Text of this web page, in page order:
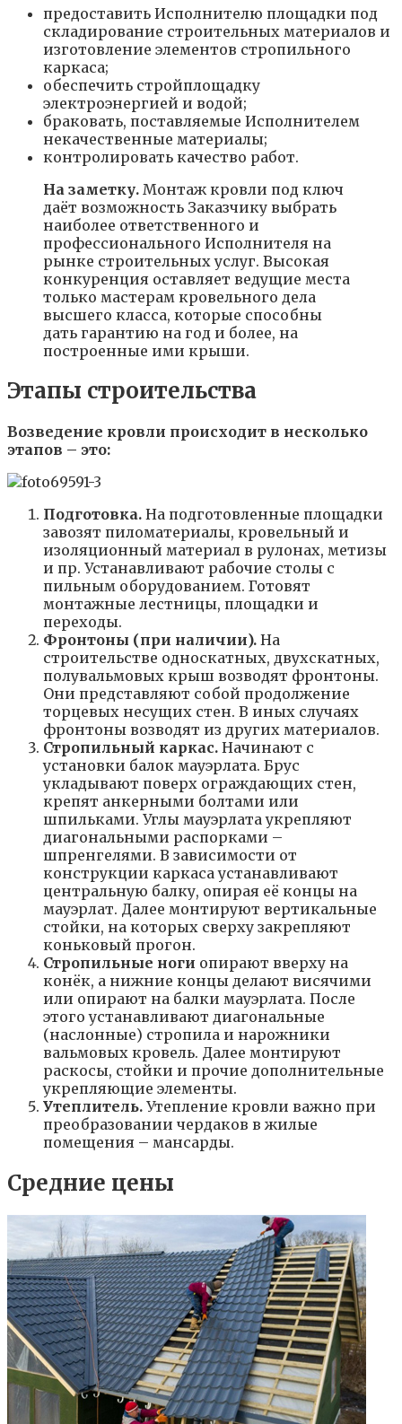
предоставить Исполнителю площадки под
складирование строительных материалов и
изготовление элементов стропильного
каркаса;
обеспечить стройплощадку
электроэнергией и водой;
браковать, поставляемые Исполнителем
некачественные материалы;
контролировать качество работ.
На заметку. Монтаж кровли под ключ
даёт возможность Заказчику выбрать
наиболее ответственного и
профессионального Исполнителя на
рынке строительных услуг. Высокая
конкуренция оставляет ведущие места
только мастерам кровельного дела
высшего класса, которые способны
дать гарантию на год и более, на
построенные ими крыши.
Этапы строительства
Возведение кровли происходит в несколько
этапов – это:
Подготовка. На подготовленные площадки
завозят пиломатериалы, кровельный и
изоляционный материал в рулонах, метизы
и пр. Устанавливают рабочие столы с
пильным оборудованием. Готовят
монтажные лестницы, площадки и
переходы.
Фронтоны (при наличии). На
строительстве односкатных, двухскатных,
полувальмовых крыш возводят фронтоны.
Они представляют собой продолжение
торцевых несущих стен. В иных случаях
фронтоны возводят из других материалов.
Стропильный каркас. Начинают с
установки балок мауэрлата. Брус
укладывают поверх ограждающих стен,
крепят анкерными болтами или
шпильками. Углы мауэрлата укрепляют
диагональными распорками –
шпренгелями. В зависимости от
конструкции каркаса устанавливают
центральную балку, опирая её концы на
мауэрлат. Далее монтируют вертикальные
стойки, на которых сверху закрепляют
коньковый прогон.
Стропильные ноги опирают вверху на
конёк, а нижние концы делают висячими
или опирают на балки мауэрлата. После
этого устанавливают диагональные
(наслонные) стропила и нарожники
вальмовых кровель. Далее монтируют
раскосы, стойки и прочие дополнительные
укрепляющие элементы.
Утеплитель. Утепление кровли важно при
преобразовании чердаков в жилые
помещения – мансарды.
Средние цены